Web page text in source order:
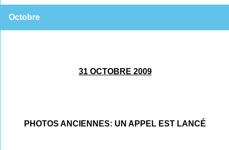
Octobre
31 OCTOBRE 2009
PHOTOS ANCIENNES: UN APPEL EST LANCÉ